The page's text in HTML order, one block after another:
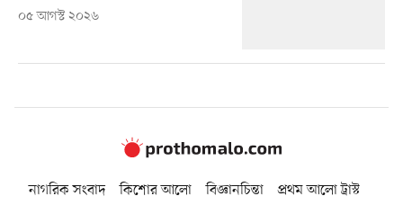
০৫ আগস্ট ২০২৬
নাগরিক সংবাদ কিশোর আলো বিজ্ঞানচিন্তা
প্রথম আলো ট্রাস্ট